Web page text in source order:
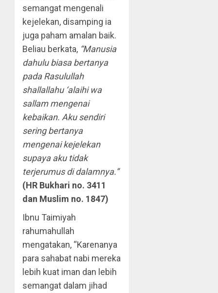
semangat mengenali
kejelekan, disamping ia
juga paham amalan baik.
Beliau berkata, “Manusia
dahulu biasa bertanya
pada Rasulullah
shallallahu ‘alaihi wa
sallam mengenai
kebaikan. Aku sendiri
sering bertanya
mengenai kejelekan
supaya aku tidak
terjerumus di dalamnya.”
(HR Bukhari no. 3411
dan Muslim no. 1847)
Ibnu Taimiyah
rahumahullah
mengatakan, “Karenanya
para sahabat nabi mereka
lebih kuat iman dan lebih
semangat dalam jihad